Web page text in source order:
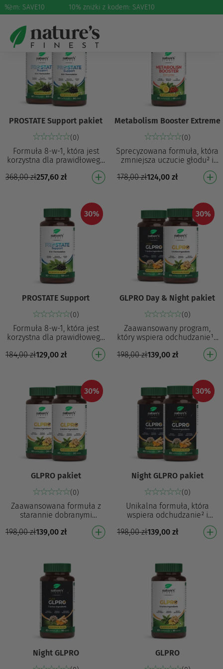
% SAVE10 10% zniżki z kodem: SAVE10
30%
PROSTATE Support pakiet
(0)
Formuła 8-w-1, która jest
korzystna dla prawidłowego
funkcjonowania prostaty⁶ i
korzystnie wpływa na zdrowie
368,00zł257,60zł
Metabolism Booster Extreme
(0)
Sprecyzowana formuła, która
zmniejsza uczucie głodu² i
przyczynia się do regulacji
masy ciała² Zmniejsza
178,00zł124,00zł
30%
PROSTATE Support
(0)
Formuła 8-w-1, która jest
korzystna dla prawidłowego
funkcjonowania prostaty⁶ i
pozytywnie wpływa na
184,00zł129,00zł
30%
GLPRO Day & Night pakiet
(0)
Zaawansowany program,
który wspiera odchudzanie¹ i
pomaga utrzymać naturalny
sen7 GLPRO: Wspiera
odchudzanie¹ Zmniejsza…
198,00zł139,00zł
30%
GLPRO pakiet
(0)
Zaawansowana formuła z
starannie dobranymi
składnikami, które wspierają
odchudzanie¹ i zmniejszają
198,00zł139,00zł
30%
Night GLPRO pakiet
(0)
Unikalna formuła, która
wspiera odchudzanie² i
pomaga utrzymać naturalny
sen³ Przyczynia się do
zmniejszenia apetytu¹ P…
198,00zł139,00zł
Night GLPRO GLPRO